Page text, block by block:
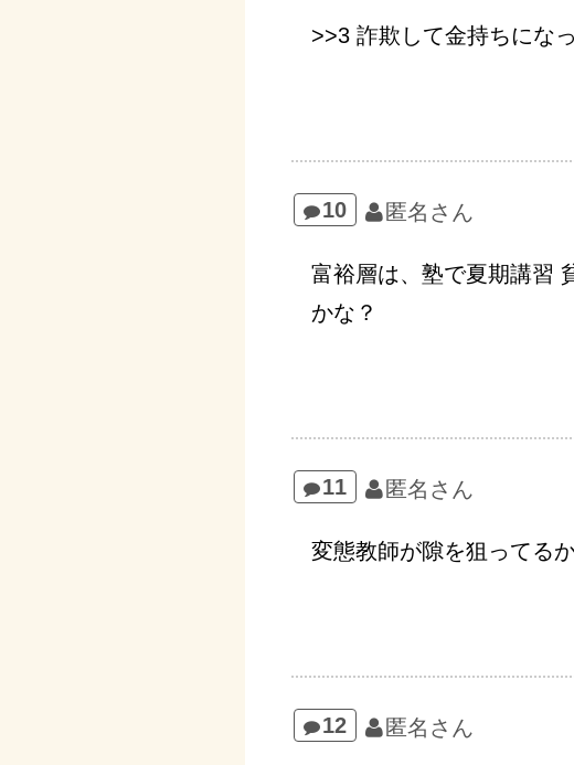
>>3 詐欺して金持ちにな
10 匿名さん
富裕層は、塾で夏期講習
かな？
11 匿名さん
変態教師が隙を狙ってる
12 匿名さん